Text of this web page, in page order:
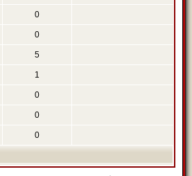
0
0
5
1
0
0
0